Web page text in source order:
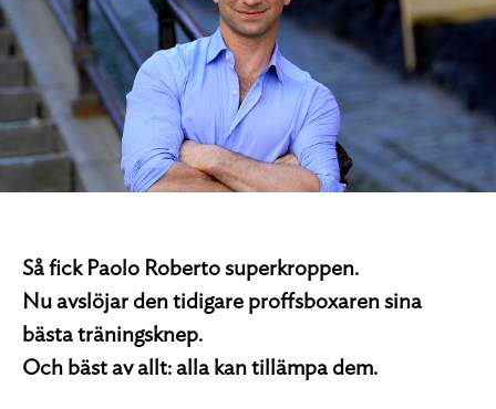
Så fick Paolo Roberto superkroppen.
Nu avslöjar den tidigare proffsboxaren sina
bästa träningsknep.
Och bäst av allt: alla kan tillämpa dem.